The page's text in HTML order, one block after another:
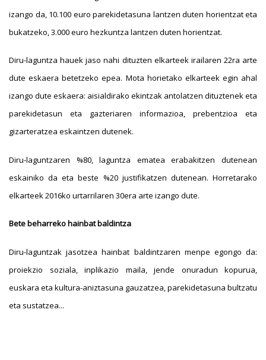
izango da, 10.100 euro parekidetasuna lantzen duten horientzat eta
bukatzeko, 3.000 euro hezkuntza lantzen duten horientzat.
Diru-laguntza hauek jaso nahi dituzten elkarteek irailaren 22ra arte
dute eskaera betetzeko epea. Mota horietako elkarteek egin ahal
izango dute eskaera: aisialdirako ekintzak antolatzen dituztenek eta
parekidetasun eta gazteriaren informazioa, prebentzioa eta
gizarteratzea eskaintzen dutenek.
Diru-laguntzaren %80, laguntza ematea erabakitzen dutenean
eskainiko da eta beste %20 justifikatzen dutenean. Horretarako
elkarteek 2016ko urtarrilaren 30era arte izango dute.
Bete beharreko hainbat baldintza
Diru-laguntzak jasotzea hainbat baldintzaren menpe egongo da:
proiekzio soziala, inplikazio maila, jende onuradun kopurua,
euskara eta kultura-aniztasuna gauzatzea, parekidetasuna bultzatu
eta sustatzea...